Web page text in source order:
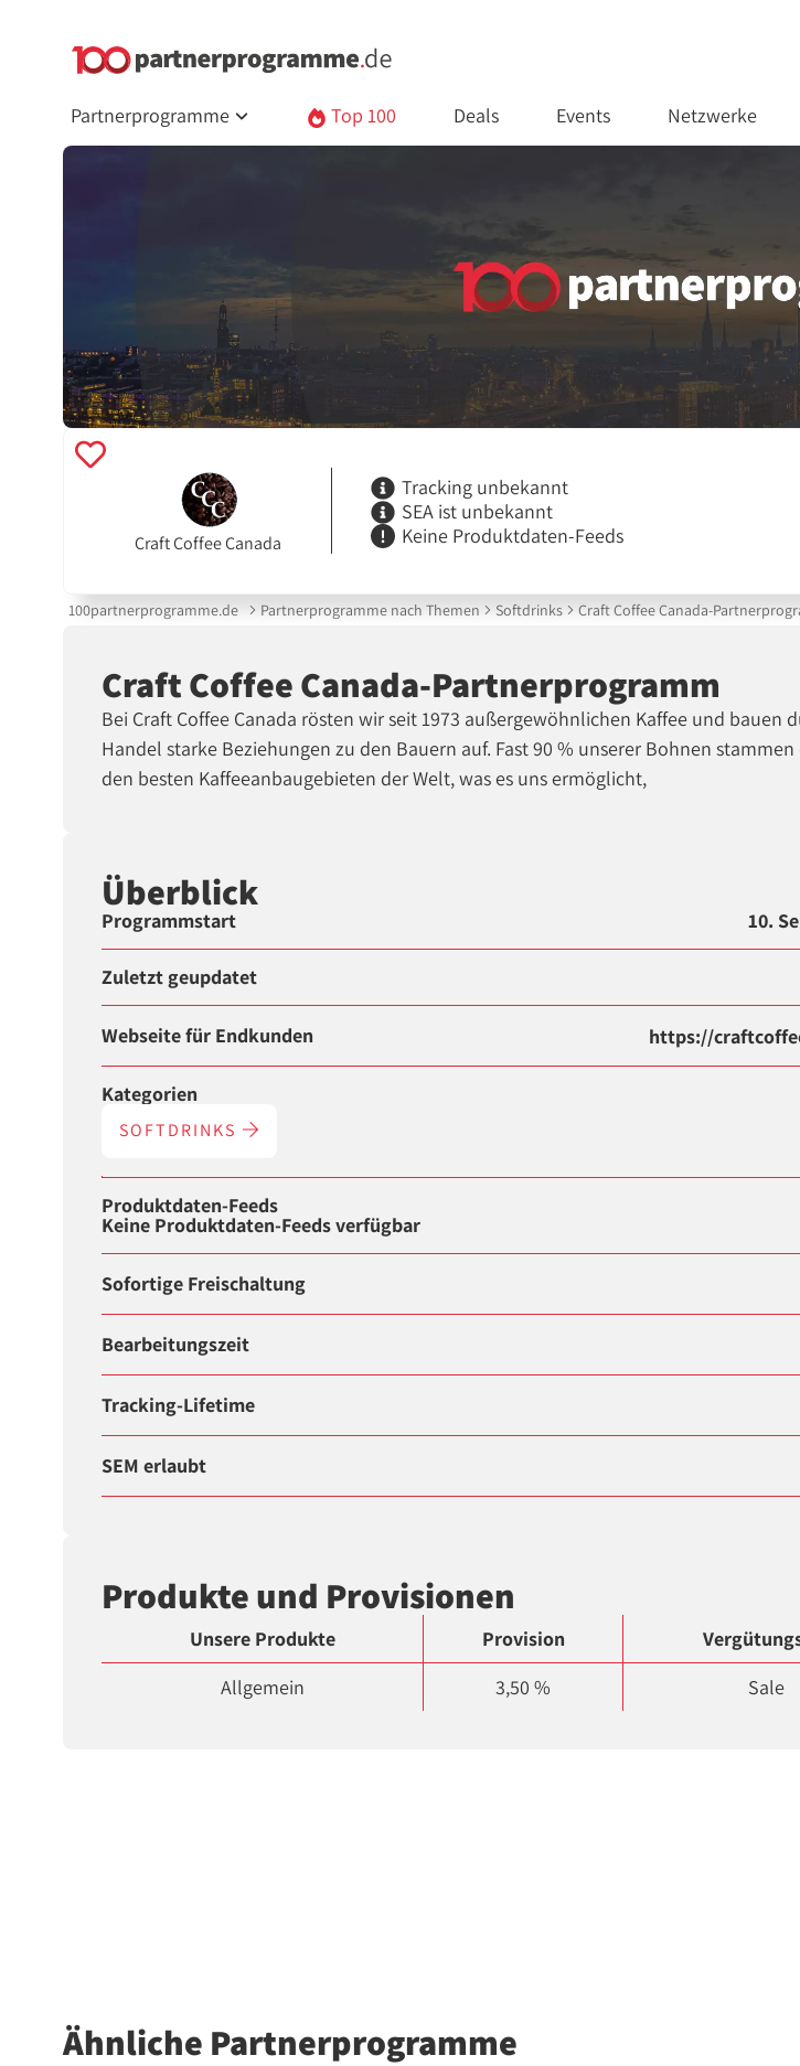
Partnerprogramme Top 100 Deals Events Netzwerke
Craft Coffee Canada
Tracking unbekannt
SEA ist unbekannt
Keine Produktdaten-Feeds
100partnerprogramme.de Partnerprogramme nach Themen Softdrinks Craft Coffee Canada-
Craft Coffee Canada-Partnerprogramm
Bei Craft Coffee Canada rösten wir seit 1973 außergewöhnlichen Kaffee und bauen
Handel starke Beziehungen zu den Bauern auf. Fast 90 % unserer Bohnen
den besten Kaffeeanbaugebieten der Welt, was es uns ermöglicht,
Überblick
Programmstart 10.
Zuletzt geupdatet
Webseite für Endkunden https://
Kategorien
SOFTDRINKS
Produktdaten-Feeds
Keine Produktdaten-Feeds verfügbar
Sofortige Freischaltung
Bearbeitungszeit
Tracking-Lifetime
SEM erlaubt
Produkte und Provisionen
Unsere Produkte Provision
Allgemein
3,50 % Sale
Ähnliche Partnerprogramme